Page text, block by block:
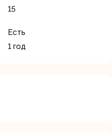
15
Есть
1 год